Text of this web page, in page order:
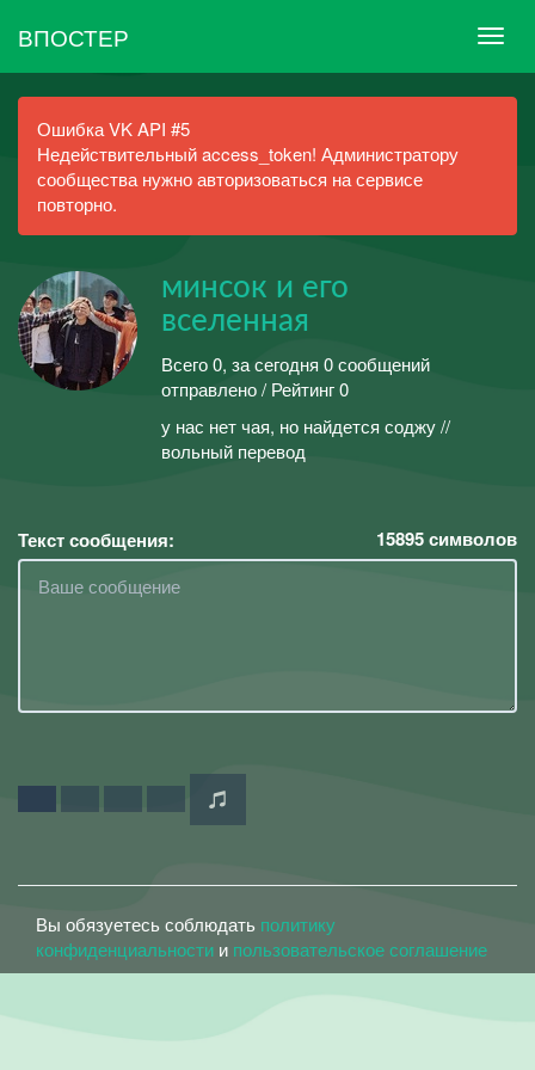
ВПОСТЕР
Ошибка VK API #5
Недействительный access_token! Администратору
сообщества нужно авторизоваться на сервисе
повторно.
минсок и его
вселенная
Всего 0, за сегодня 0 сообщений
отправлено / Рейтинг 0
у нас нет чая, но найдется соджу //
вольный перевод
Текст сообщения: 15895символов
Вы обязуетесь соблюдать политику
конфиденциальности и пользовательское соглашение